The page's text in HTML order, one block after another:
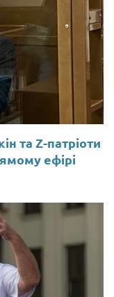
та Z-патріоти
ефірі